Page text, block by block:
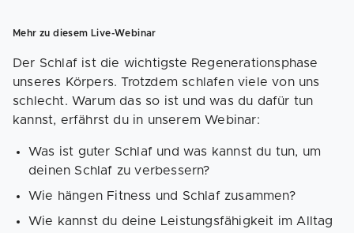
Mehr zu diesem Live-Webinar
Der Schlaf ist die wichtigste Regenerationsphase
unseres Körpers. Trotzdem schlafen viele von uns
schlecht. Warum das so ist und was du dafür tun
kannst, erfährst du in unserem Webinar:
Was ist guter Schlaf und was kannst du tun, um
deinen Schlaf zu verbessern?
Wie hängen Fitness und Schlaf zusammen?
Wie kannst du deine Leistungsfähigkeit im Alltag